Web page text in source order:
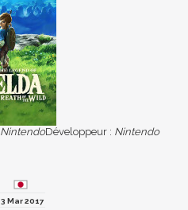
NintendoDéveloppeur : Nintendo
3 Mar 2017